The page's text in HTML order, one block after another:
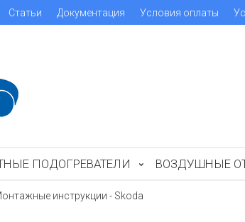
Статьи Документация Условия оплаты
ПОДОГРЕВАТЕЛИ ВОЗДУШНЫЕ
инструкции - Skoda